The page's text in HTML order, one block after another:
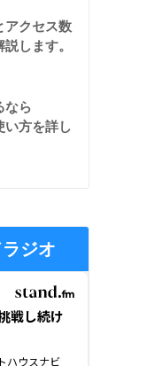
アクセス数
します。
なら
い方を詳し
ジオ